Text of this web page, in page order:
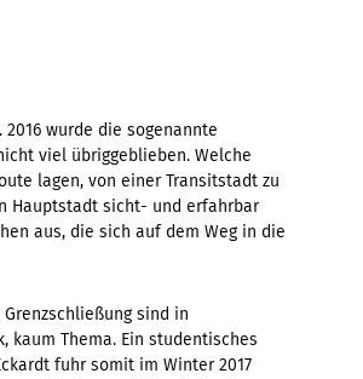
wurde die sogenannte
viel übriggeblieben. Welche
lagen, von einer Transitstadt zu
Hauptstadt sicht- und erfahrbar
aus, die sich auf dem Weg in die
sind in
Thema. Ein studentisches
fuhr somit im Winter 2017